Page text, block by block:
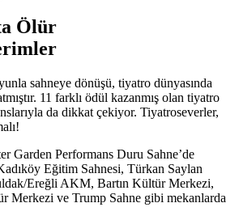
Ölür
sahneye dönüşü, tiyatro dünyasında
11 farklı ödül kazanmış olan tiyatro
da dikkat çekiyor. Tiyatroseverler,
Garden Performans Duru Sahne’de
Eğitim Sahnesi, Türkan Saylan
Ereğli AKM, Bartın Kültür Merkezi,
Merkezi ve Trump Sahne gibi mekanlarda